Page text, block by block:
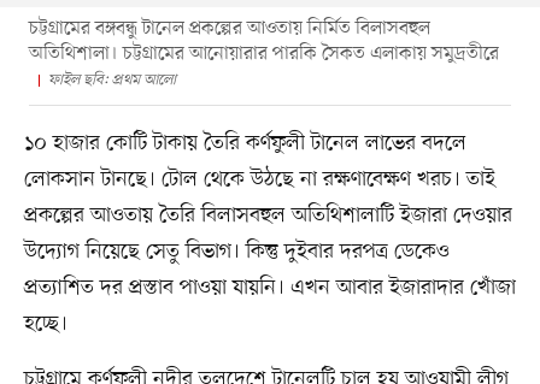
চট্টগ্রামের বঙ্গবন্ধু টানেল প্রকল্পের আওতায় নির্মিত বিলাসবহুল
অতিথিশালা। চট্টগ্রামের আনোয়ারার পারকি সৈকত এলাকায় সমুদ্রতীরে
ফাইল ছবি: প্রথম আলো
১০ হাজার কোটি টাকায় তৈরি কর্ণফুলী টানেল লাভের বদলে
লোকসান টানছে। টোল থেকে উঠছে না রক্ষণাবেক্ষণ খরচ। তাই
প্রকল্পের আওতায় তৈরি বিলাসবহুল অতিথিশালাটি ইজারা দেওয়ার
উদ্যোগ নিয়েছে সেতু বিভাগ। কিন্তু দুইবার দরপত্র ডেকেও
প্রত্যাশিত দর প্রস্তাব পাওয়া যায়নি। এখন আবার ইজারাদার খোঁজা
হচ্ছে।